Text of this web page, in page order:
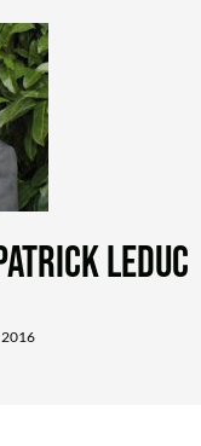
LEDUC
2016